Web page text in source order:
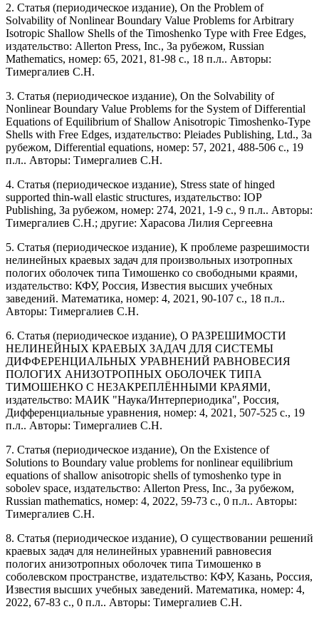
2. Статья (периодическое издание), On the Problem of
Solvability of Nonlinear Boundary Value Problems for Arbitrary
Isotropic Shallow Shells of the Timoshenko Type with Free Edges,
издательство: Allerton Press, Inc., За рубежом, Russian
Mathematics, номер: 65, 2021, 81-98 с., 18 п.л.. Авторы:
Тимергалиев С.Н.
3. Статья (периодическое издание), On the Solvability of
Nonlinear Boundary Value Problems for the System of Differential
Equations of Equilibrium of Shallow Anisotropic Timoshenko-Type
Shells with Free Edges, издательство: Pleiades Publishing, Ltd., За
рубежом, Differential equations, номер: 57, 2021, 488-506 с., 19
п.л.. Авторы: Тимергалиев С.Н.
4. Статья (периодическое издание), Stress state of hinged
supported thin-wall elastic structures, издательство: IOP
Publishing, За рубежом, номер: 274, 2021, 1-9 с., 9 п.л.. Авторы:
Тимергалиев С.Н.; другие: Харасова Лилия Сергеевна
5. Статья (периодическое издание), К проблеме разрешимости
нелинейных краевых задач для произвольных изотропных
пологих оболочек типа Тимошенко со свободными краями,
издательство: КФУ, Россия, Известия высших учебных
заведений. Математика, номер: 4, 2021, 90-107 с., 18 п.л..
Авторы: Тимергалиев С.Н.
6. Статья (периодическое издание), О РАЗРЕШИМОСТИ
НЕЛИНЕЙНЫХ КРАЕВЫХ ЗАДАЧ ДЛЯ СИСТЕМЫ
ДИФФЕРЕНЦИАЛЬНЫХ УРАВНЕНИЙ РАВНОВЕСИЯ
ПОЛОГИХ АНИЗОТРОПНЫХ ОБОЛОЧЕК ТИПА
ТИМОШЕНКО С НЕЗАКРЕПЛЁННЫМИ КРАЯМИ,
издательство: МАИК "Наука/Интерпериодика", Россия,
Дифференциальные уравнения, номер: 4, 2021, 507-525 с., 19
п.л.. Авторы: Тимергалиев С.Н.
7. Статья (периодическое издание), On the Existence of
Solutions to Boundary value problems for nonlinear equilibrium
equations of shallow anisotropic shells of tymoshenko type in
sobolev space, издательство: Allerton Press, Inc., За рубежом,
Russian mathematics, номер: 4, 2022, 59-73 с., 0 п.л.. Авторы:
Тимергалиев С.Н.
8. Статья (периодическое издание), О существовании решений
краевых задач для нелинейных уравнений равновесия
пологих анизотропных оболочек типа Тимошенко в
соболевском пространстве, издательство: КФУ, Казань, Россия,
Известия высших учебных заведений. Математика, номер: 4,
2022, 67-83 с., 0 п.л.. Авторы: Тимергалиев С.Н.